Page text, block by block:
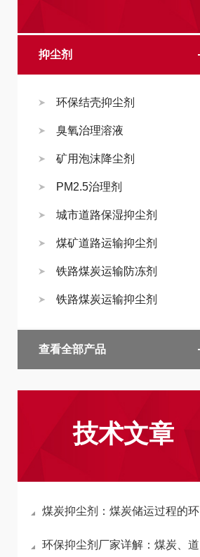
抑尘剂
环保结壳抑尘剂
臭氧治理溶液
矿用泡沫降尘剂
PM2.5治理剂
城市道路保湿抑尘剂
煤矿道路运输抑尘剂
铁路煤炭运输防冻剂
铁路煤炭运输抑尘剂
查看全部产品
技术文章
煤炭抑尘剂：煤炭储运过程的环保防护材料
环保抑尘剂厂家详解：煤炭、道路、结壳、铁路煤炭运输抑尘剂原理应用